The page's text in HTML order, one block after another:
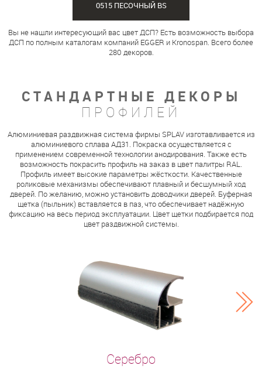
0515 ПЕСОЧНЫЙ BS
Вы не нашли интересующий вас цвет ДСП? Есть возможность выбора
ДСП по полным каталогам компаний EGGER и Kronospan. Всего более
280 декоров.
СТАНДАРТНЫЕ ДЕКОРЫ
ПРОФИЛЕЙ
Алюминиевая раздвижная система фирмы SPLAV изготавливается из
алюминиевого сплава АД31. Покраска осуществляется с
применением современной технологии анодирования. Также есть
возможность покрасить профиль на заказ в цвет палитры RAL.
Профиль имеет высокие параметры жёсткости. Качественные
роликовые механизмы обеспечивают плавный и бесшумный ход
дверей. По желанию, можно установить доводчики дверей. Буферная
щетка (пыльник) вставляется в паз, что обеспечивает надёжную
фиксацию на весь период эксплуатации. Цвет щетки подбирается под
цвет раздвижной системы.